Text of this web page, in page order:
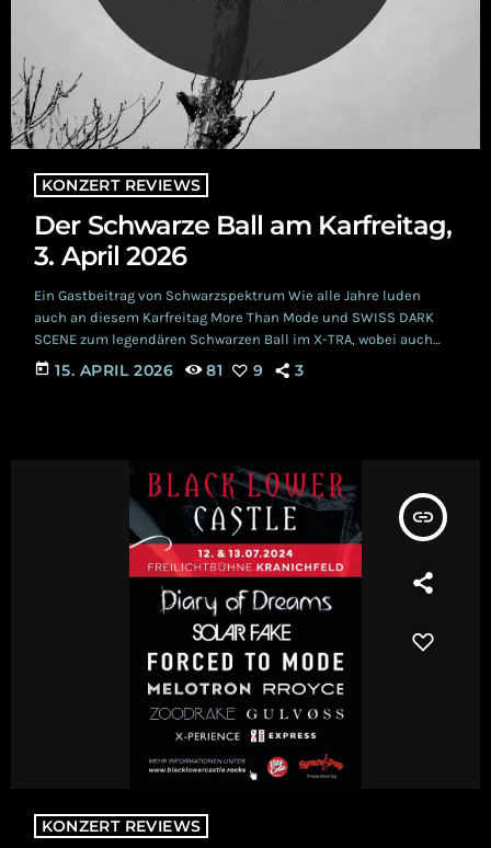
KONZERT REVIEWS
Der Schwarze Ball am Karfreitag,
3. April 2026
Ein Gastbeitrag von Schwarzspektrum Wie alle Jahre luden
auch an diesem Karfreitag More Than Mode und SWISS DARK
SCENE zum legendären Schwarzen Ball im X-TRA, wobei auch
diesmal das Lineup wieder sehr vielversprechend für eine
rauschende Partynacht war. Traitrs, She Past Away, Forced to
today 15. APRIL 2026 81 9 3
insert_link
KONZERT REVIEWS